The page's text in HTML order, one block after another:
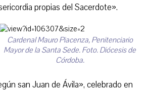
propias del Sacerdote».
Cardenal Mauro Piacenza, Penitenciario
Mayor de la Santa Sede. Foto. Diócesis de
Córdoba.
san Juan de Ávila», celebrado en